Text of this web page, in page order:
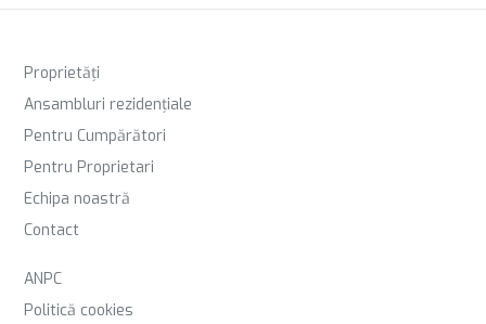
Proprietăți
Ansambluri rezidențiale
Pentru Cumpărători
Pentru Proprietari
Echipa noastră
Contact
ANPC
Politică cookies